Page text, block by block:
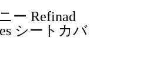
ー Refinad
シートカバ